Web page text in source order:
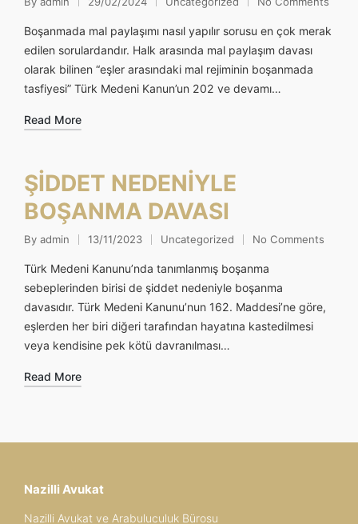
Posted
by
Posted
in
Boşanmada mal paylaşımı nasıl yapılır sorusu en çok merak
edilen sorulardandır. Halk arasında mal paylaşım davası
olarak bilinen “eşler arasındaki mal rejiminin boşanmada
tasfiyesi” Türk Medeni Kanun’un 202 ve devamı…
Read More
ŞİDDET NEDENİYLE
BOŞANMA DAVASI
Posted
by
By admin 13/11/2023
Posted
in
Uncategorized No Comments
Türk Medeni Kanunu’nda tanımlanmış boşanma
sebeplerinden birisi de şiddet nedeniyle boşanma
davasıdır. Türk Medeni Kanunu’nun 162. Maddesi’ne göre,
eşlerden her biri diğeri tarafından hayatına kastedilmesi
veya kendisine pek kötü davranılması…
Read More
Nazilli Avukat
Nazilli Avukat ve Arabuluculuk Bürosu